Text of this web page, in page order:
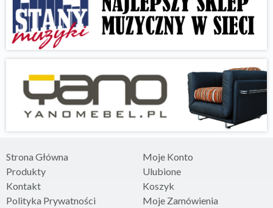
Strona Główna
Produkty
Kontakt
Polityka Prywatności
Moje Konto
Ulubione
Koszyk
Moje Zamówienia